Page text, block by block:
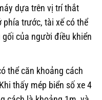
dựa trên vị trí thắt
phía trước, tài xế có thể
của người điều khiển
thể căn khoảng cách
thấy mép biển số xe 4